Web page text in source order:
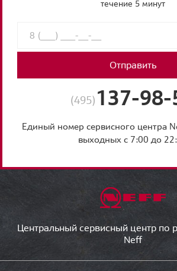
течение 5 минут
Отправить
(495) 137-98-
Единый номер сервисного центра
выходных с 7:00 до
Центральный сервисный центр по
Neff